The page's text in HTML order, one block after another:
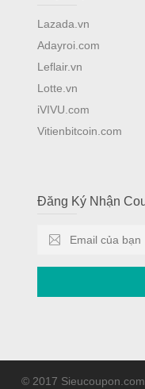
Lazada.vn
Adayroi.com
Leflair.vn
Lotte.vn
iVIVU.com
Vitienbitcoin.com
Đăng Ký Nhận
© 2017